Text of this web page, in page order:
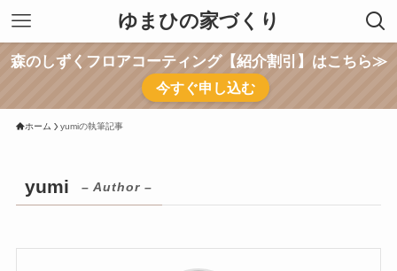
ゆまひの家づくり
森のしずくフロアコーティング【紹介割引】はこちら≫
今すぐ申し込む
ホーム yumiの執筆記事
yumi – Author –